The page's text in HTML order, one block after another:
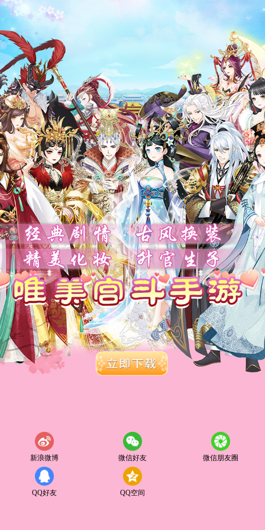
新浪微博 微信好友 微信朋友圈
QQ好友 QQ空间